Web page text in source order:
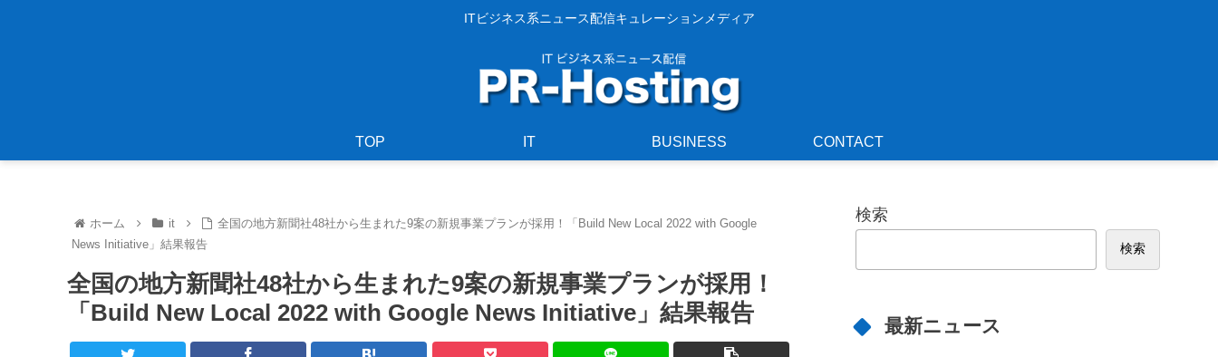
ITビジネス系ニュース配信キュレーションメディア
TOP IT BUSINESS CONTACT
ホーム it
全国の地方新聞社48社から生まれた9案の新規事業プランが採用！「Build New Local 2022 with Google
News Initiative」結果報告
全国の地方新聞社48社から生まれた9案の新規事業プランが採用！
「Build New Local 2022 with Google News Initiative」結果報告
検索
検索
最新ニュース